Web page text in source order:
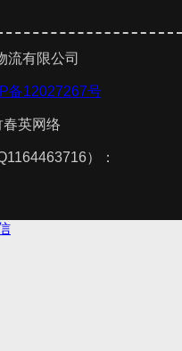
流有限公司
备12027267号
英网络
）：